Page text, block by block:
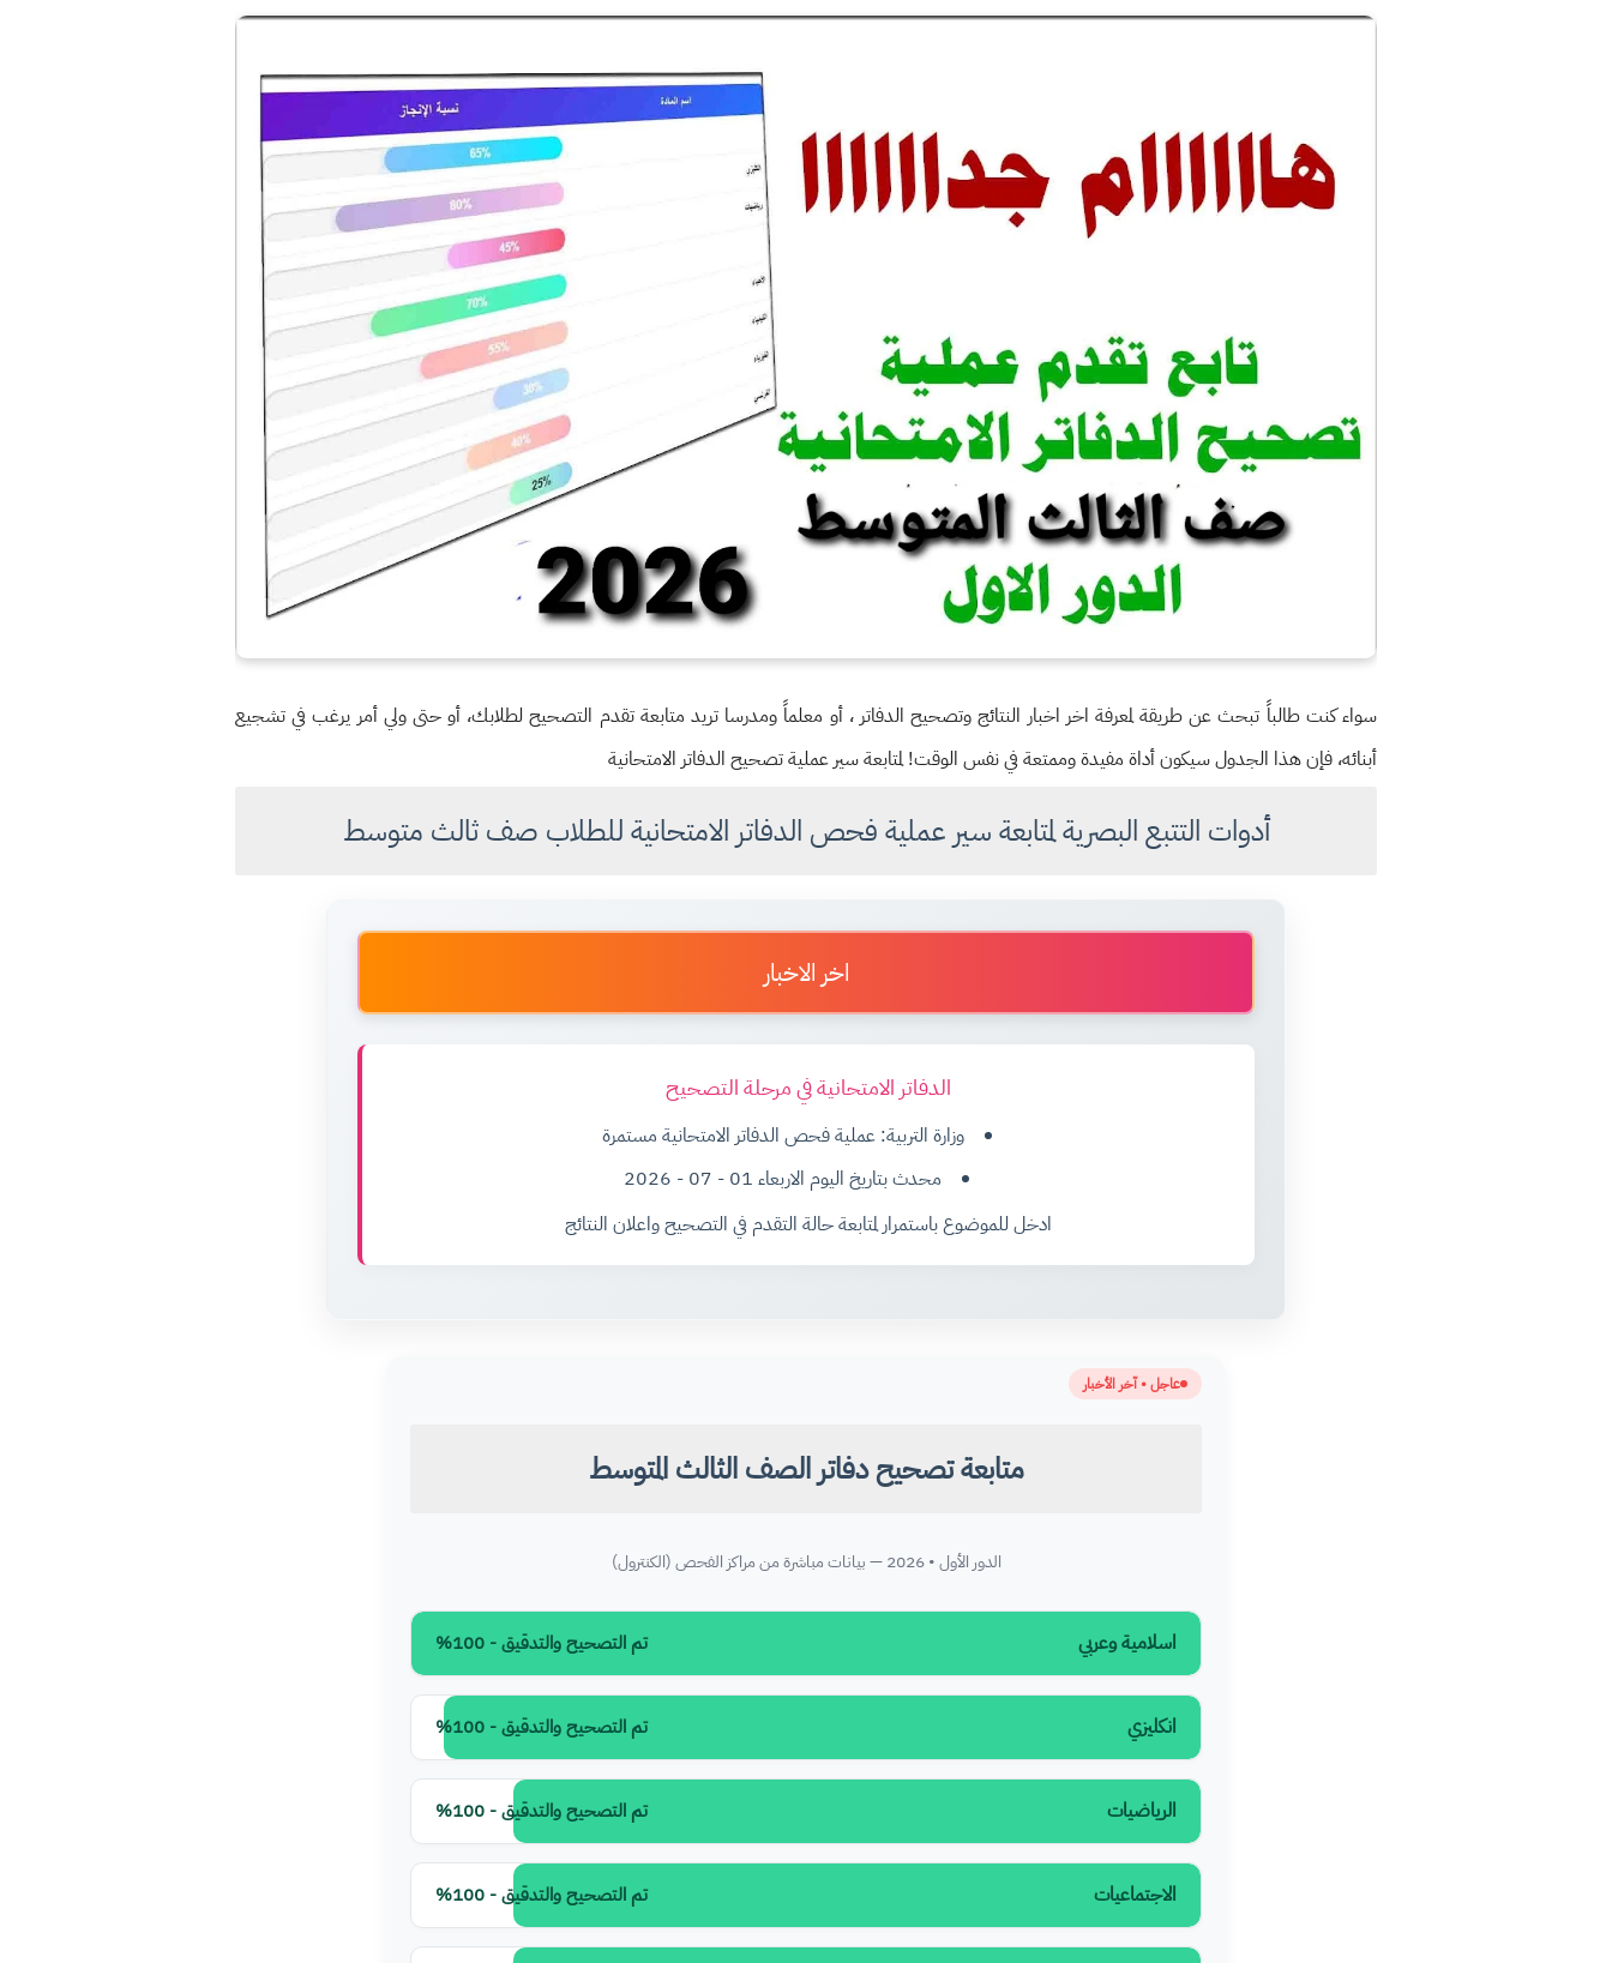
سواء كنت طالباً تبحث عن طريقة لمعرفة اخر اخبار النتائج وتصحيح الدفاتر ، أو معلماً ومدرسا تريد متابعة تقدم التصحيح لطلابك، أو حتى ولي أمر يرغب في تشجيع
أبنائه، فإن هذا الجدول سيكون أداة مفيدة وممتعة في نفس الوقت! لمتابعة سير عملية تصحيح الدفاتر الامتحانية
أدوات التتبع البصرية لمتابعة سير عملية فحص الدفاتر الامتحانية للطلاب صف ثالث متوسط
اخر الاخبار
الدفاتر الامتحانية في مرحلة التصحيح
وزارة التربية: عملية فحص الدفاتر الامتحانية مستمرة
محدث بتاريخ اليوم الاربعاء 01 - 07 - 2026
ادخل للموضوع باستمرار لمتابعة حالة التقدم في التصحيح واعلان النتائج
عاجل • آخر الأخبار
متابعة تصحيح دفاتر الصف الثالث المتوسط
الدور الأول • 2026 — بيانات مباشرة من مراكز الفحص (الكنترول)
اسلامية وعربي تم التصحيح والتدقيق - 100%
انكليزي تم التصحيح والتدقيق - 100%
الرياضيات تم التصحيح والتدقيق - 100%
الاجتماعيات تم التصحيح والتدقيق - 100%